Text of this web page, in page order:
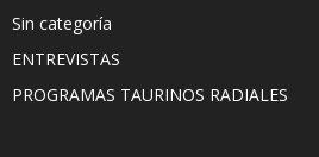
Sin categoría
ENTREVISTAS
PROGRAMAS TAURINOS RADIALES